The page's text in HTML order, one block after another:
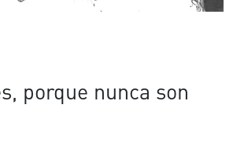
porque nunca son